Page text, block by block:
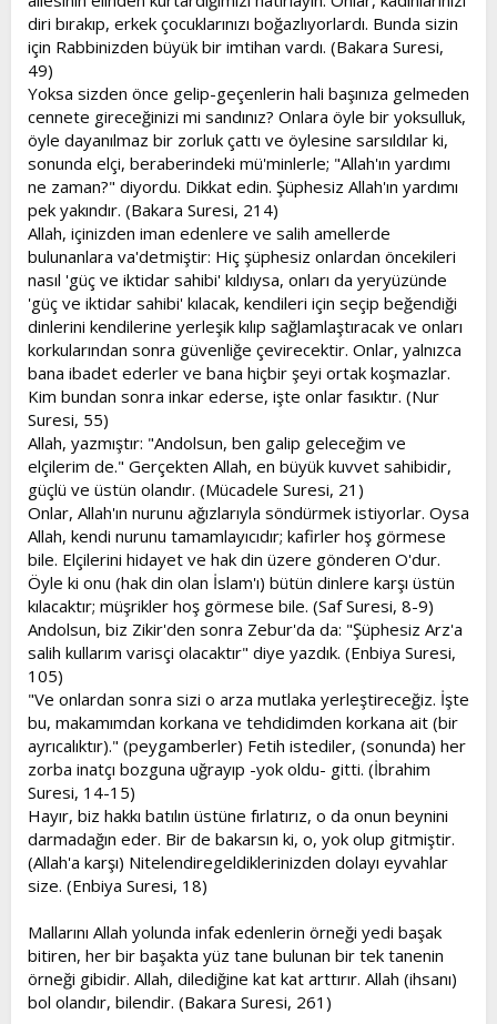
diri bırakıp, erkek çocuklarınızı boğazlıyorlardı. Bunda sizin
için Rabbinizden büyük bir imtihan vardı. (Bakara Suresi,
49)
Yoksa sizden önce gelip-geçenlerin hali başınıza gelmeden
cennete gireceğinizi mi sandınız? Onlara öyle bir yoksulluk,
öyle dayanılmaz bir zorluk çattı ve öylesine sarsıldılar ki,
sonunda elçi, beraberindeki mü'minlerle; "Allah'ın yardımı
ne zaman?" diyordu. Dikkat edin. Şüphesiz Allah'ın yardımı
pek yakındır. (Bakara Suresi, 214)
Allah, içinizden iman edenlere ve salih amellerde
bulunanlara va'detmiştir: Hiç şüphesiz onlardan öncekileri
nasıl 'güç ve iktidar sahibi' kıldıysa, onları da yeryüzünde
'güç ve iktidar sahibi' kılacak, kendileri için seçip beğendiği
dinlerini kendilerine yerleşik kılıp sağlamlaştıracak ve onları
korkularından sonra güvenliğe çevirecektir. Onlar, yalnızca
bana ibadet ederler ve bana hiçbir şeyi ortak koşmazlar.
Kim bundan sonra inkar ederse, işte onlar fasıktır. (Nur
Suresi, 55)
Allah, yazmıştır: "Andolsun, ben galip geleceğim ve
elçilerim de." Gerçekten Allah, en büyük kuvvet sahibidir,
güçlü ve üstün olandır. (Mücadele Suresi, 21)
Onlar, Allah'ın nurunu ağızlarıyla söndürmek istiyorlar. Oysa
Allah, kendi nurunu tamamlayıcıdır; kafirler hoş görmese
bile. Elçilerini hidayet ve hak din üzere gönderen O'dur.
Öyle ki onu (hak din olan İslam'ı) bütün dinlere karşı üstün
kılacaktır; müşrikler hoş görmese bile. (Saf Suresi, 8-9)
Andolsun, biz Zikir'den sonra Zebur'da da: "Şüphesiz Arz'a
salih kullarım varisçi olacaktır" diye yazdık. (Enbiya Suresi,
105)
"Ve onlardan sonra sizi o arza mutlaka yerleştireceğiz. İşte
bu, makamımdan korkana ve tehdidimden korkana ait (bir
ayrıcalıktır)." (peygamberler) Fetih istediler, (sonunda) her
zorba inatçı bozguna uğrayıp -yok oldu- gitti. (İbrahim
Suresi, 14-15)
Hayır, biz hakkı batılın üstüne fırlatırız, o da onun beynini
darmadağın eder. Bir de bakarsın ki, o, yok olup gitmiştir.
(Allah'a karşı) Nitelendiregeldiklerinizden dolayı eyvahlar
size. (Enbiya Suresi, 18)
Mallarını Allah yolunda infak edenlerin örneği yedi başak
bitiren, her bir başakta yüz tane bulunan bir tek tanenin
örneği gibidir. Allah, dilediğine kat kat arttırır. Allah (ihsanı)
bol olandır, bilendir. (Bakara Suresi, 261)